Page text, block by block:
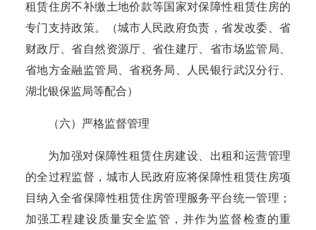
租赁住房不补缴土地价款等国家对保障性租赁住房的
专门支持政策。
（城市人民政府负责，省发改委、省
财政厅、省自然资源厅、省住建厅、省市场监管局、
省地方金融监管局、省税务局、人民银行武汉分行、
湖北银保监局等配合）
（六）严格监督管理
为加强对保障性租赁住房建设、出租和运营管理
的全过程监督，城市人民政府应将保障性租赁住房项
目纳入全省保障性租赁住房管理服务平台统一管理；
加强工程建设质量安全监管，并作为监督检查的重